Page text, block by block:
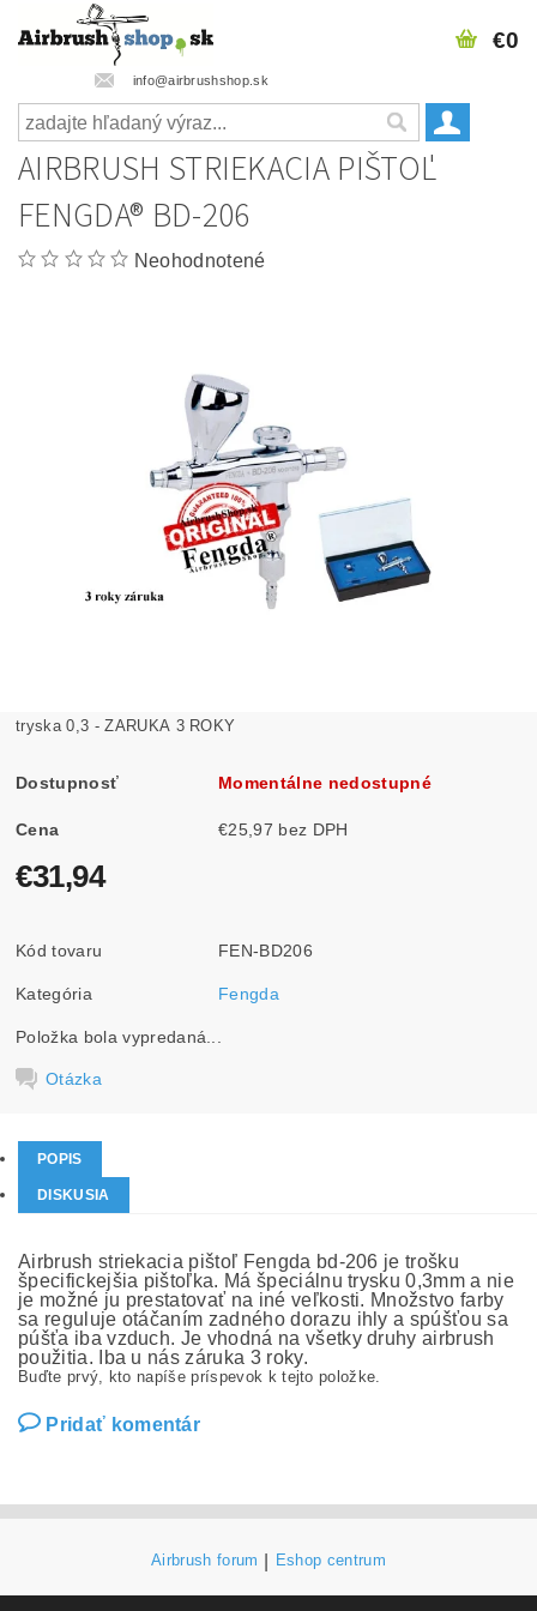
info@airbrushshop.sk
€0
AIRBRUSH STRIEKACIA PIŠTOĽ
FENGDA® BD-206
Neohodnotené
tryska 0,3 - ZARUKA 3 ROKY
Dostupnosť Momentálne nedostupné
Cena €25,97 bez DPH
€31,94
Kód tovaru FEN-BD206
Kategória Fengda
Položka bola vypredaná...
Otázka
POPIS
DISKUSIA
Airbrush striekacia pištoľ Fengda bd-206 je trošku
špecifickejšia pištoľka. Má špeciálnu trysku 0,3mm a nie
je možné ju prestatovať na iné veľkosti. Množstvo farby
sa reguluje otáčaním zadného dorazu ihly a spúšťou sa
púšťa iba vzduch. Je vhodná na všetky druhy airbrush
použitia. Iba u nás záruka 3 roky.
Buďte prvý, kto napíše príspevok k tejto položke.
Pridať komentár
Airbrush forum Eshop centrum